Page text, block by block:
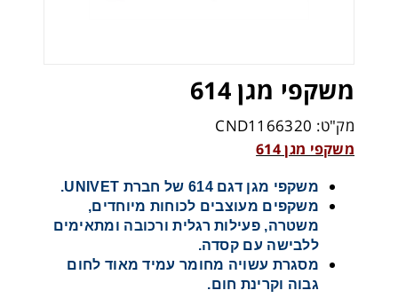
משקפי מגן 614
מק"ט: CND1166320
משקפי מגן 614
משקפי מגן דגם 614 של חברת UNIVET.
משקפים מעוצבים לכוחות מיוחדים,
משטרה, פעילות רגלית ורכובה ומתאימים
ללבישה עם קסדה.
מסגרת עשויה מחומר עמיד מאוד לחום
גבוה וקרינת חום.